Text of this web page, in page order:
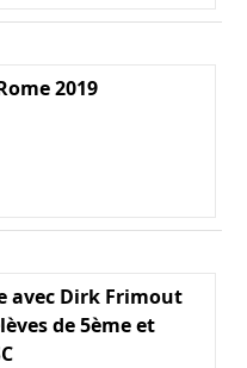
2019
avec Dirk Frimout
de 5ème et